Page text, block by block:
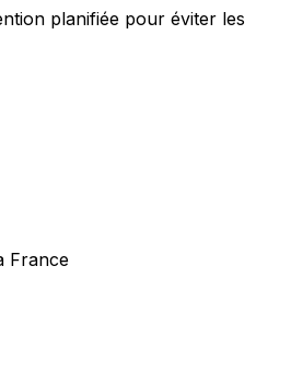
planifiée pour éviter les
France